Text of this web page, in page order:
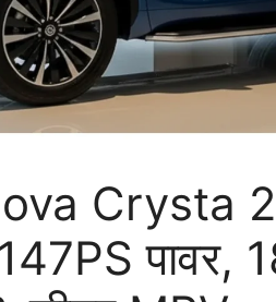
Crysta
पावर,